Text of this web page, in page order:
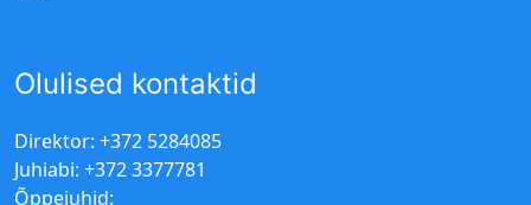
Olulised kontaktid
Direktor: +372 5284085
Juhiabi: +372 3377781
Õppejuhid: